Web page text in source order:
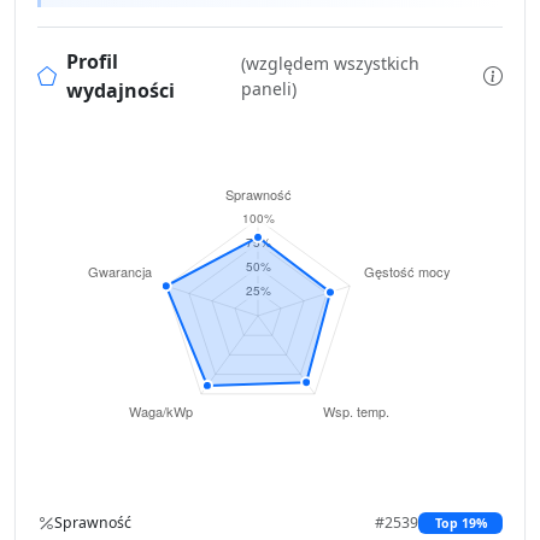
Profil
wydajności
(względem wszystkich
paneli)
Sprawność #2539 Top 19%